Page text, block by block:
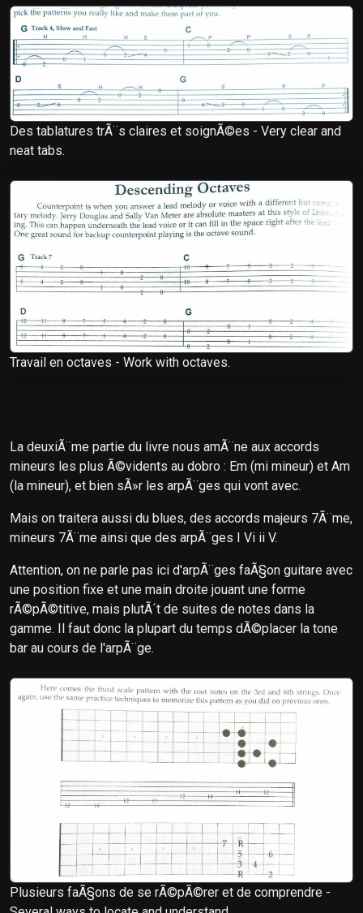
Des tablatures trÃ¨s claires et soignÃ©es - Very clear and
neat tabs.
Travail en octaves - Work with octaves.
La deuxiÃ¨me partie du livre nous amÃ¨ne aux accords
mineurs les plus Ã©vidents au dobro : Em (mi mineur) et Am
(la mineur), et bien sÃ»r les arpÃ¨ges qui vont avec.
Mais on traitera aussi du blues, des accords majeurs 7Ã¨me,
mineurs 7Ã¨me ainsi que des arpÃ¨ges I Vi ii V.
Attention, on ne parle pas ici d'arpÃ¨ges faÃ§on guitare avec
une position fixe et une main droite jouant une forme
rÃ©pÃ©titive, mais plutÃ´t de suites de notes dans la
gamme. Il faut donc la plupart du temps dÃ©placer la tone
bar au cours de l'arpÃ¨ge.
Plusieurs faÃ§ons de se rÃ©pÃ©rer et de comprendre -